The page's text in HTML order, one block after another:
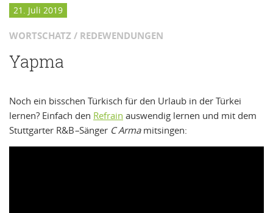
21. Juli 2019
WORTSCHATZ / REDEWENDUNGEN
Yapma
Noch ein bisschen Türkisch für den Urlaub in der Türkei
lernen? Einfach den Refrain auswendig lernen und mit dem
Stuttgarter R&B–Sänger C Armamitsingen: